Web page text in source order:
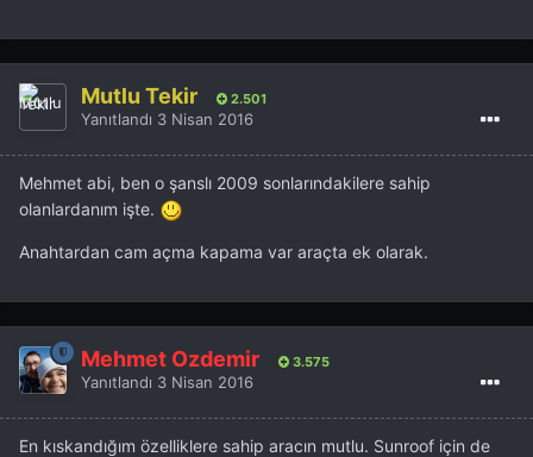
Mutlu Tekir 2.501
Yanıtlandı 3 Nisan 2016
Mehmet abi, ben o şanslı 2009 sonlarındakilere sahip
olanlardanım işte.
Anahtardan cam açma kapama var araçta ek olarak.
Mehmet Özdemir 3.575
Yanıtlandı 3 Nisan 2016
En kıskandığım özelliklere sahip aracın mutlu. Sunroof için de